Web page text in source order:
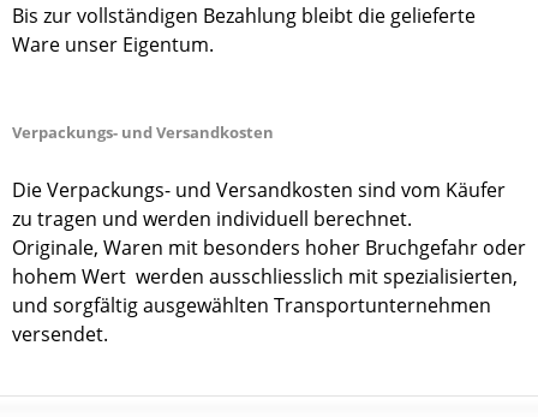
Bis zur vollständigen Bezahlung bleibt die gelieferte
Ware unser Eigentum.
Verpackungs- und Versandkosten
Die Verpackungs- und Versandkosten sind vom Käufer
zu tragen und werden individuell berechnet.
Originale, Waren mit besonders hoher Bruchgefahr oder
hohem Wert werden ausschliesslich mit spezialisierten,
und sorgfältig ausgewählten Transportunternehmen
versendet.